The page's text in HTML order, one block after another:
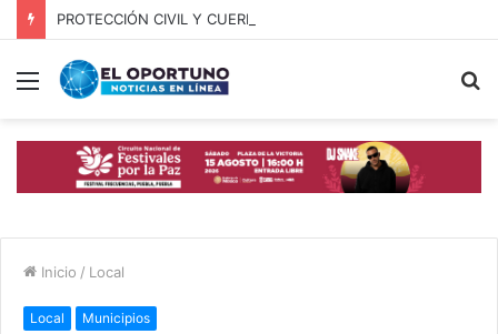
Menú
Inicio / Local
Local Municipios